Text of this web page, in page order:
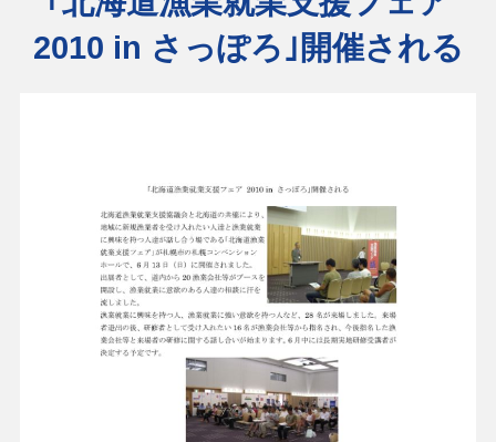
2010 in さっぽろ｣開催される